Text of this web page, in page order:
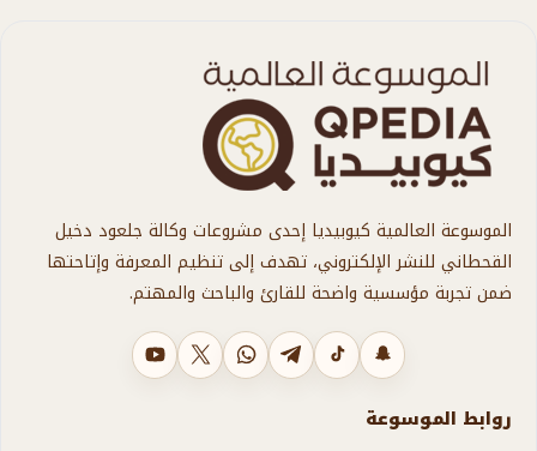
الموسوعة العالمية كيوبيديا إحدى مشروعات وكالة جلعود دخيل
القحطاني للنشر الإلكتروني، تهدف إلى تنظيم المعرفة وإتاحتها
ضمن تجربة مؤسسية واضحة للقارئ والباحث والمهتم.
يوتيوب
X واتسابتليجرامتيك توكسناب شات
روابط الموسوعة